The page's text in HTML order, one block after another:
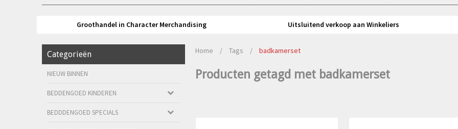
Groothandel in Character Merchandising Uitsluitend verkoop aan Winkeliers
Categorieën
NIEUW BINNEN
BEDDENGOED KINDEREN
BEDDDENGOED SPECIALS
Home / Tags / badkamerset
Producten getagd met badkamerset